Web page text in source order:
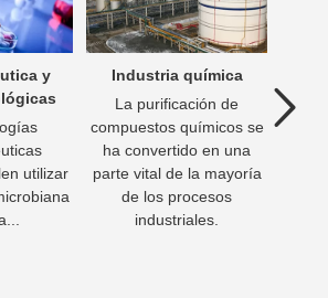
y
utilizar
Industria química
La purificación de
compuestos químicos se
ha convertido en una
parte vital de la mayoría
de los procesos
industriales.